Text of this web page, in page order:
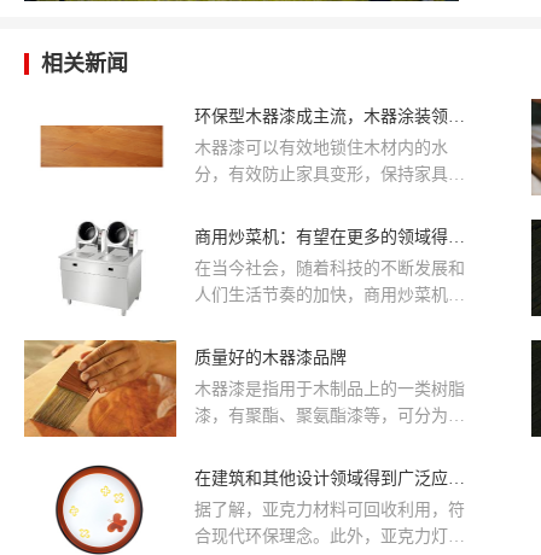
相关新闻
环保型木器漆成主流，木器涂装领域得到广泛应用
​木器漆可以有效地锁住木材内的水
分，有效防止家具变形，保持家具的
家具时的重要标准之一，而使用木器
丰富，给人以审美体验。同时，木器
漆还具有防霉变的作用，能够延长木
商用炒菜机：有望在更多的领域得到广泛应用
​在当今社会，随着科技的不断发展和
人们生活节奏的加快，商用炒菜机逐
质量好的木器漆品牌
木器漆是指用于木制品上的一类树脂
漆，有聚酯、聚氨酯漆等，可分为水
光、哑光。
在建筑和其他设计领域得到广泛应用 亚克力灯应该怎么选
据了解，亚克力材料可回收利用，符
合现代环保理念。此外，亚克力灯通